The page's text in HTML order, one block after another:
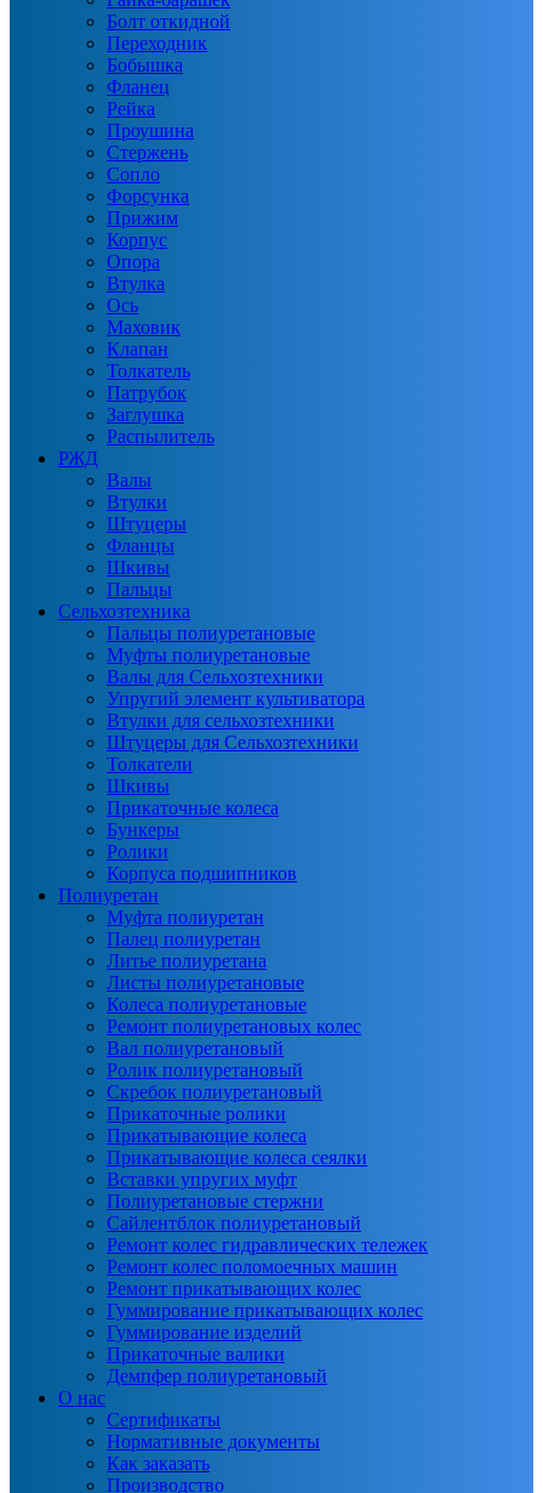
Болт откидной
Переходник
Бобышка
Фланец
Рейка
Проушина
Стержень
Сопло
Форсунка
Прижим
Корпус
Опора
Втулка
Ось
Маховик
Клапан
Толкатель
Патрубок
Заглушка
Распылитель
РЖД
Валы
Втулки
Штуцеры
Фланцы
Шкивы
Пальцы
Сельхозтехника
Пальцы полиуретановые
Муфты полиуретановые
Валы для Сельхозтехники
Упругий элемент культиватора
Втулки для сельхозтехники
Штуцеры для Сельхозтехники
Толкатели
Шкивы
Прикаточные колеса
Бункеры
Ролики
Корпуса подшипников
Полиуретан
Муфта полиуретан
Палец полиуретан
Литье полиуретана
Листы полиуретановые
Колеса полиуретановые
Ремонт полиуретановых колес
Вал полиуретановый
Ролик полиуретановый
Скребок полиуретановый
Прикаточные ролики
Прикатывающие колеса
Прикатывающие колеса сеялки
Вставки упругих муфт
Полиуретановые стержни
Сайлентблок полиуретановый
Ремонт колес гидравлических тележек
Ремонт колес поломоечных машин
Ремонт прикатывающих колес
Гуммирование прикатывающих колес
Гуммирование изделий
Прикаточные валики
Демпфер полиуретановый
О нас
Сертификаты
Нормативные документы
Как заказать
Производство